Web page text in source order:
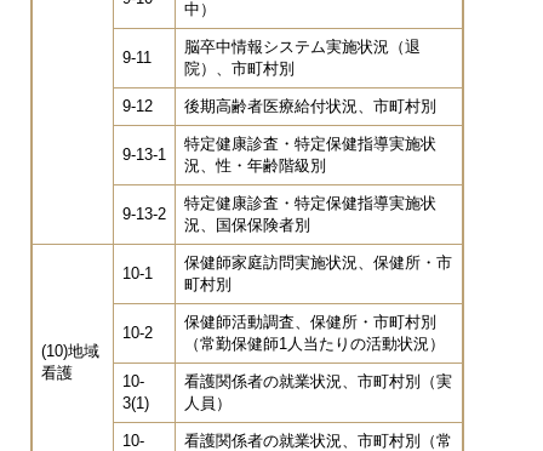
中）
9-11
脳卒中情報システム実施状況（退
院）、市町村別
9-12 後期高齢者医療給付状況、市町村別
9-13-1
特定健康診査・特定保健指導実施状
況、性・年齢階級別
9-13-2
特定健康診査・特定保健指導実施状
況、国保保険者別
(10)地域
看護
10-1
保健師家庭訪問実施状況、保健所・市
町村別
10-2
保健師活動調査、保健所・市町村別
（常勤保健師1人当たりの活動状況）
10-
3(1)
看護関係者の就業状況、市町村別（実
人員）
10-
看護関係者の就業状況、市町村別（常